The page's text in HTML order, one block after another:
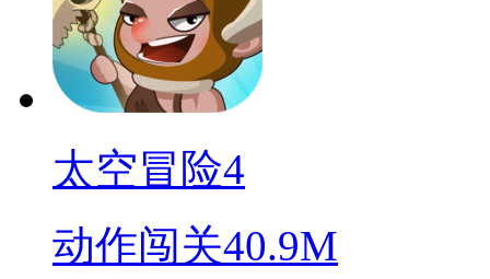
太空冒险4
动作闯关40.9M